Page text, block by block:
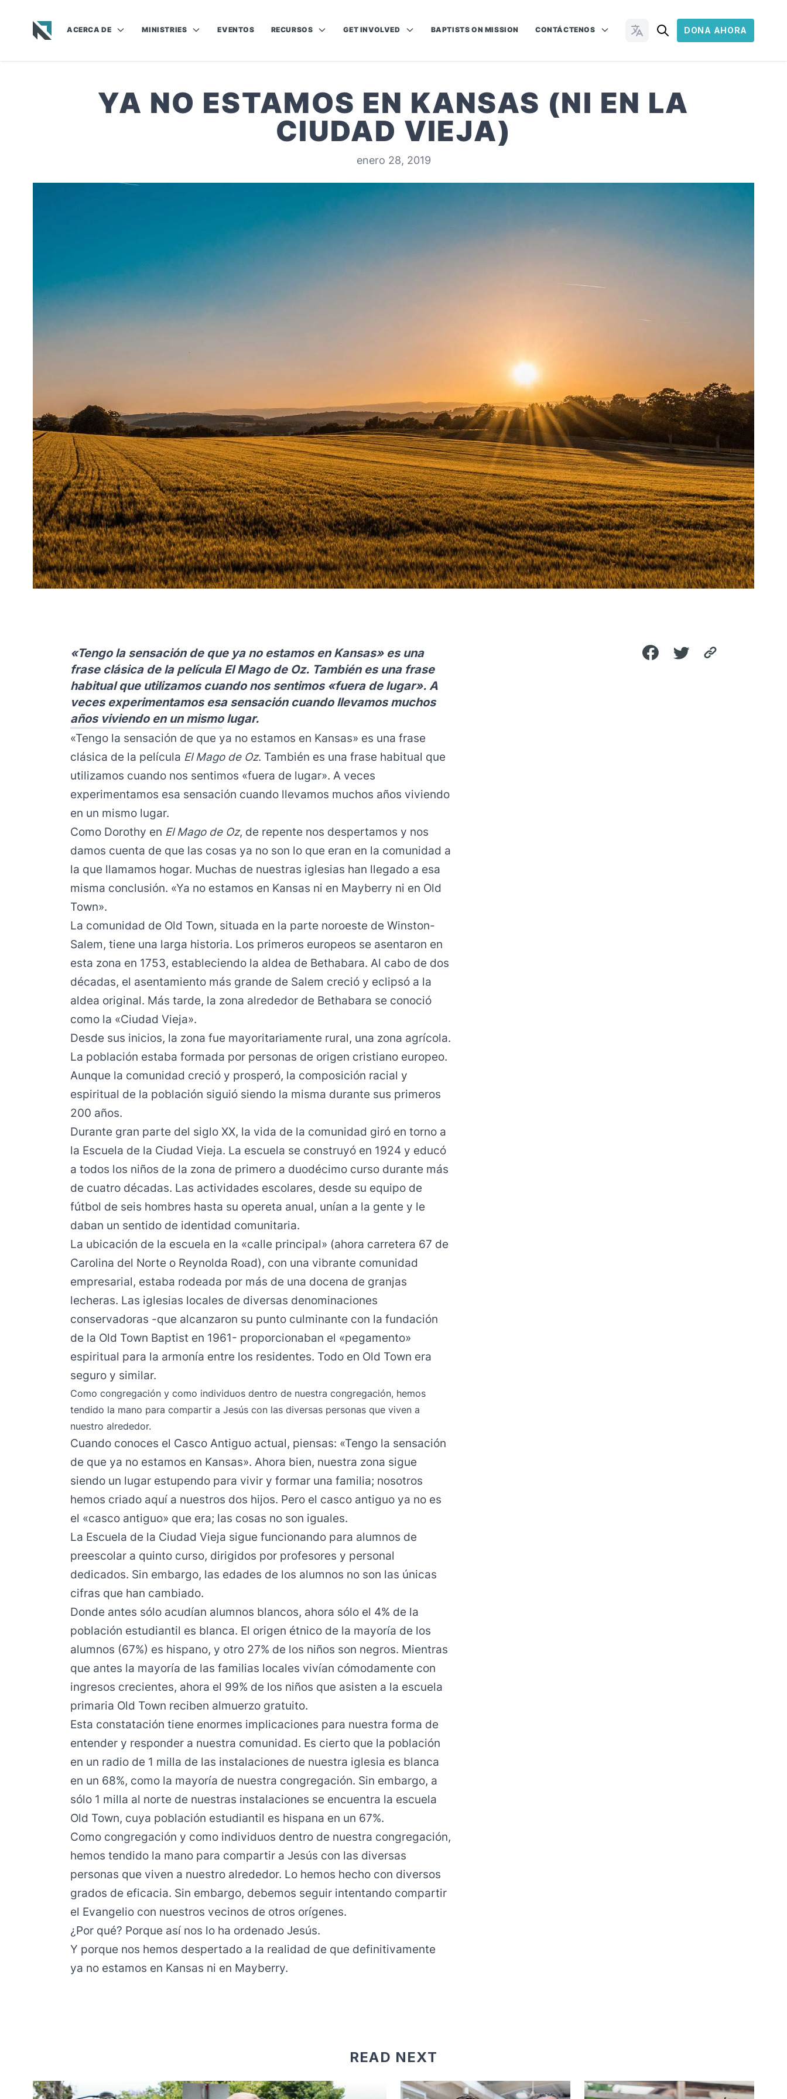
ACERCA DE MINISTRIES EVENTOS RECURSOS GET INVOLVED BAPTISTS ON MISSION CONTÁCTENOS Cambiar idiomaDONA AHORA
YA NO ESTAMOS EN KANSAS (NI EN LA
CIUDAD VIEJA)
enero 28, 2019
«Tengo la sensación de que ya no estamos en Kansas» es una
frase clásica de la película El Mago de Oz. También es una frase
habitual que utilizamos cuando nos sentimos «fuera de lugar». A
veces experimentamos esa sensación cuando llevamos muchos
años viviendo en un mismo lugar.
«Tengo la sensación de que ya no estamos en Kansas» es una frase
clásica de la película El Mago de Oz. También es una frase habitual que
utilizamos cuando nos sentimos «fuera de lugar». A veces
experimentamos esa sensación cuando llevamos muchos años viviendo
en un mismo lugar.
Como Dorothy en El Mago de Oz, de repente nos despertamos y nos
damos cuenta de que las cosas ya no son lo que eran en la comunidad a
la que llamamos hogar. Muchas de nuestras iglesias han llegado a esa
misma conclusión. «Ya no estamos en Kansas ni en Mayberry ni en Old
Town».
La comunidad de Old Town, situada en la parte noroeste de Winston-
Salem, tiene una larga historia. Los primeros europeos se asentaron en
esta zona en 1753, estableciendo la aldea de Bethabara. Al cabo de dos
décadas, el asentamiento más grande de Salem creció y eclipsó a la
aldea original. Más tarde, la zona alrededor de Bethabara se conoció
como la «Ciudad Vieja».
Desde sus inicios, la zona fue mayoritariamente rural, una zona agrícola.
La población estaba formada por personas de origen cristiano europeo.
Aunque la comunidad creció y prosperó, la composición racial y
espiritual de la población siguió siendo la misma durante sus primeros
200 años.
Durante gran parte del siglo XX, la vida de la comunidad giró en torno a
la Escuela de la Ciudad Vieja. La escuela se construyó en 1924 y educó
a todos los niños de la zona de primero a duodécimo curso durante más
de cuatro décadas. Las actividades escolares, desde su equipo de
fútbol de seis hombres hasta su opereta anual, unían a la gente y le
daban un sentido de identidad comunitaria.
La ubicación de la escuela en la «calle principal» (ahora carretera 67 de
Carolina del Norte o Reynolda Road), con una vibrante comunidad
empresarial, estaba rodeada por más de una docena de granjas
lecheras. Las iglesias locales de diversas denominaciones
conservadoras -que alcanzaron su punto culminante con la fundación
de la Old Town Baptist en 1961- proporcionaban el «pegamento»
espiritual para la armonía entre los residentes. Todo en Old Town era
seguro y similar.
Como congregación y como individuos dentro de nuestra congregación, hemos
tendido la mano para compartir a Jesús con las diversas personas que viven a
nuestro alrededor.
Cuando conoces el Casco Antiguo actual, piensas: «Tengo la sensación
de que ya no estamos en Kansas». Ahora bien, nuestra zona sigue
siendo un lugar estupendo para vivir y formar una familia; nosotros
hemos criado aquí a nuestros dos hijos. Pero el casco antiguo ya no es
el «casco antiguo» que era; las cosas no son iguales.
La Escuela de la Ciudad Vieja sigue funcionando para alumnos de
preescolar a quinto curso, dirigidos por profesores y personal
dedicados. Sin embargo, las edades de los alumnos no son las únicas
cifras que han cambiado.
Donde antes sólo acudían alumnos blancos, ahora sólo el 4% de la
población estudiantil es blanca. El origen étnico de la mayoría de los
alumnos (67%) es hispano, y otro 27% de los niños son negros. Mientras
que antes la mayoría de las familias locales vivían cómodamente con
ingresos crecientes, ahora el 99% de los niños que asisten a la escuela
primaria Old Town reciben almuerzo gratuito.
Esta constatación tiene enormes implicaciones para nuestra forma de
entender y responder a nuestra comunidad. Es cierto que la población
en un radio de 1 milla de las instalaciones de nuestra iglesia es blanca
en un 68%, como la mayoría de nuestra congregación. Sin embargo, a
sólo 1 milla al norte de nuestras instalaciones se encuentra la escuela
Old Town, cuya población estudiantil es hispana en un 67%.
Como congregación y como individuos dentro de nuestra congregación,
hemos tendido la mano para compartir a Jesús con las diversas
personas que viven a nuestro alrededor. Lo hemos hecho con diversos
grados de eficacia. Sin embargo, debemos seguir intentando compartir
el Evangelio con nuestros vecinos de otros orígenes.
¿Por qué? Porque así nos lo ha ordenado Jesús.
Y porque nos hemos despertado a la realidad de que definitivamente
ya no estamos en Kansas ni en Mayberry.
READ NEXT